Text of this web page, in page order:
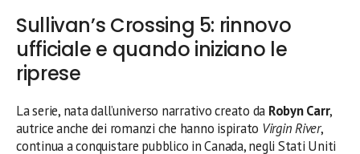
Sullivan’s Crossing 5: rinnovo
ufficiale e quando iniziano le
riprese
La serie, nata dall’universo narrativo creato da Robyn Carr,
autrice anche dei romanzi che hanno ispirato Virgin River,
continua a conquistare pubblico in Canada, negli Stati Uniti